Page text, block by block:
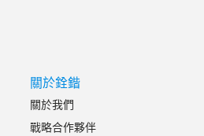
關於銓鍇
關於我們
戰略合作夥伴